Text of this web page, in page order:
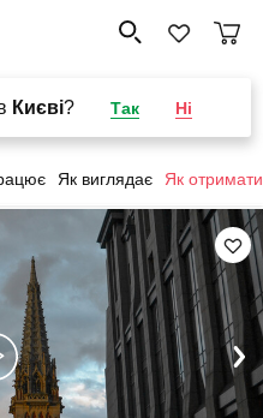
Києві? Так Ні
Як виглядає Як отримати